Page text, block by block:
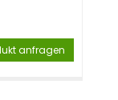
anfragen